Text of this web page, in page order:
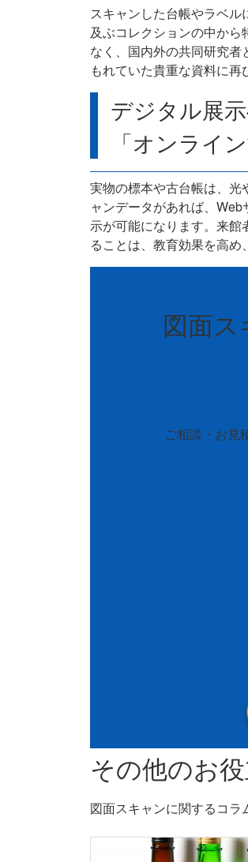
スキャンした台帳やラベ
及ぶコレクションの中か
なく、国内外の共同研究
もれていた貴重な資料に再
デジタル展
「オンライ
実物の標本や古台帳は、光
ャンデータがあれば、
示が可能になります。来
ることは、教育効果を高め
図面
ご相談・お見
その他のお
図面スキャンに関するコラ